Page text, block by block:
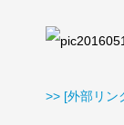
>> [外部リン